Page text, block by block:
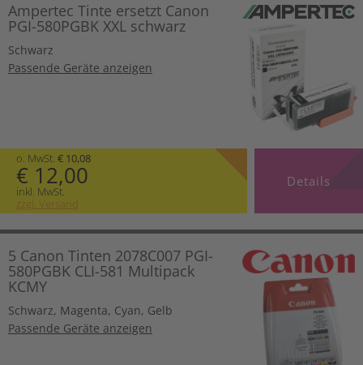
Ampertec Tinte ersetzt Canon
PGI-580PGBK XXL schwarz
Schwarz
Passende Geräte anzeigen
o. MwSt. € 10,08
€ 12,00
inkl. MwSt.
zzgl. Versand
Details
5 Canon Tinten 2078C007 PGI-
580PGBK CLI-581 Multipack
KCMY
Schwarz, Magenta, Cyan, Gelb
Passende Geräte anzeigen